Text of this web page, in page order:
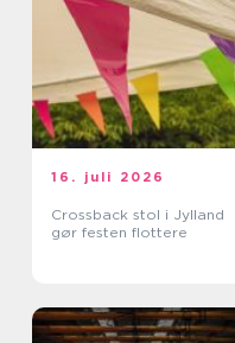
16. juli 2026
Crossback stol i Jylland
gør festen flottere